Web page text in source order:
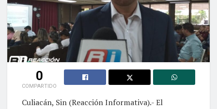
0
COMPARTIDO
Culiacán, Sin (Reacción Informativa).- El